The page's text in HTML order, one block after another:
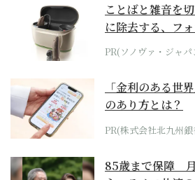
ことばと雑音を
に除去する、フ
位モデル
PR(ソノヴァ・ジャ
「金利のある世
のあり方とは？
PR(株式会社北九州銀
85歳まで保障